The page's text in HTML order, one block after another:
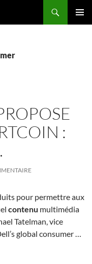
:
pour permettre aux
contenu multimédia
Tatelman, vice
global consumer …